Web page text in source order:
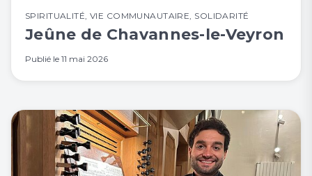
SPIRITUALITÉ ,VIE COMMUNAUTAIRE SOLIDARITÉ
Jeûne de Chavannes-le-Veyron
Publié le 11 mai 2026